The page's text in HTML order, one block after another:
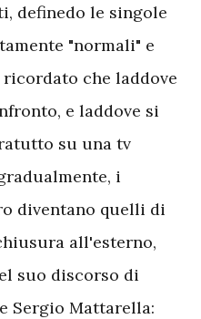
definedo le singole
"normali" e
che laddove
e laddove si
su una tv
i
diventano quelli di
all'esterno,
suo discorso di
Sergio Mattarella: